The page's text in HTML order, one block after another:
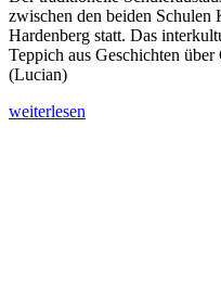
zwischen den beiden Schulen
Hardenberg statt. Das
Teppich aus Geschichten
(Lucian)
weiterlesen